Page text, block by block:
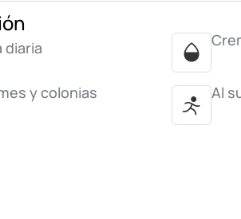
diaria
y colonias Al